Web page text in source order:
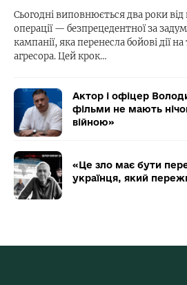
Сьогодні виповнюється два роки від
операції — безпрецедентної за
кампанії, яка перенесла бойові дії
агресора. Цей крок…
Актор і офіцер
фільми не мають
війною»
«Це зло має бути
українця, який